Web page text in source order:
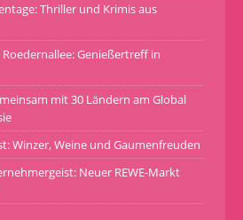
Thriller und Krimis aus
Roedernallee: Genießertreff in
mit 30 Ländern am Global
Winzer, Weine und Gaumenfreuden
Neuer REWE-Markt